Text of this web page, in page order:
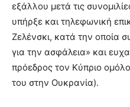
εξάλλου μετά τις
υπήρξε και τηλεφωνική
Ζελένσκι, κατά την οποία
για την ασφάλεια» και
πρόεδρος τον Κύπριο
του στην Ουκρανία).